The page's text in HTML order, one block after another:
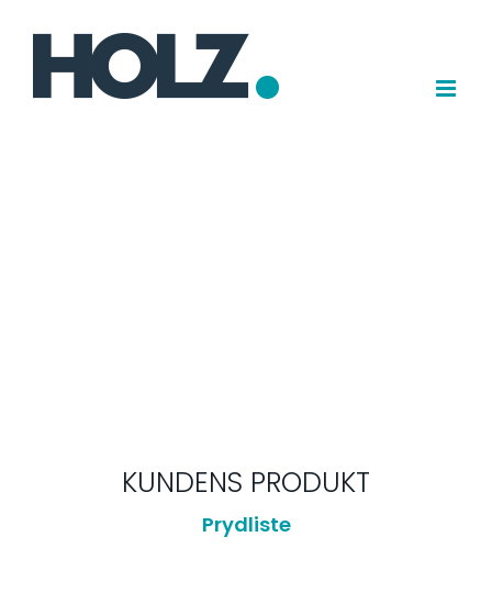
indhold
KUNDENS PRODUKT
Prydliste